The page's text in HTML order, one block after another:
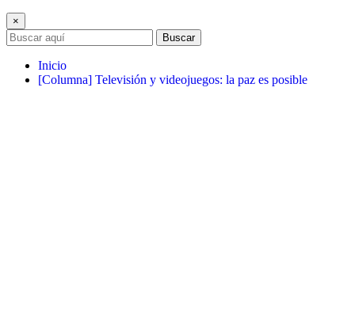
×
Buscar
Inicio
[Columna] Televisión y videojuegos: la paz es posible